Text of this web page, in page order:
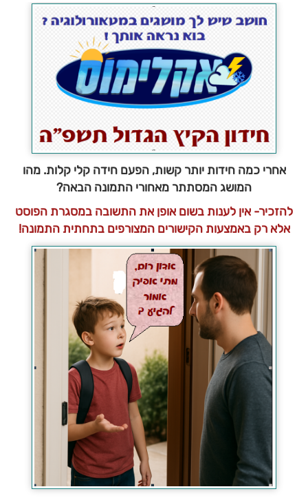
אחרי כמה חידות יותר קשות, הפעם חידה קלי קלות. מהו
המושג המסתתר מאחורי התמונה הבאה?
להזכיר- אין לענות בשום אופן את התשובה במסגרת הפוסט
אלא רק באמצעות הקישורים המצורפים בתחתית התמונה!